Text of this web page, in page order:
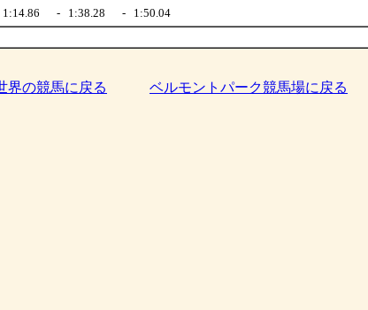
1:14.86 - 1:38.28 -
1:50.04
界の競馬に戻る ベルモントパーク競馬場に戻る